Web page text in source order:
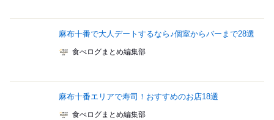
麻布十番で大人デートするなら♪個室からバーまで28選
食べログまとめ編集部
麻布十番エリアで寿司！おすすめのお店18選
食べログまとめ編集部